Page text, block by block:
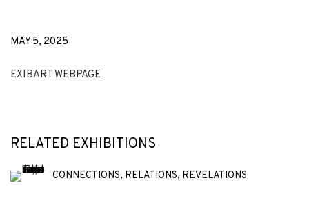
MAY 5, 2025
EXIBART WEBPAGE
RELATED EXHIBITIONS
CONNECTIONS, RELATIONS, REVELATIONS